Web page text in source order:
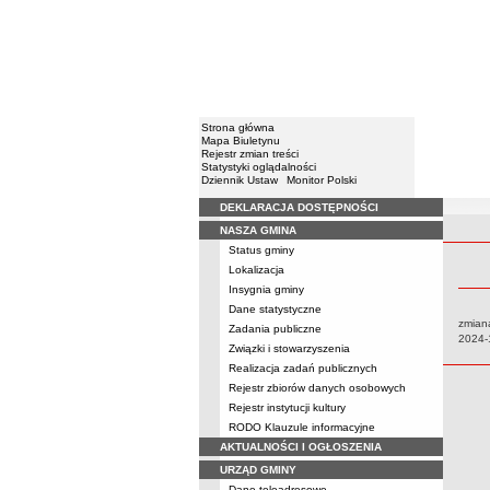
Strona główna
Mapa Biuletynu
Rejestr zmian treści
Statystyki oglądalności
Dziennik Ustaw
Monitor Polski
Menu
DEKLARACJA DOSTĘPNOŚCI
NASZA GMINA
Status gminy
Lokalizacja
Insygnia gminy
Dane statystyczne
Zadania publiczne
Związki i stowarzyszenia
Realizacja zadań publicznych
Rejestr zbiorów danych osobowych
Rejestr instytucji kultury
RODO Klauzule informacyjne
AKTUALNOŚCI I OGŁOSZENIA
URZĄD GMINY
Data: